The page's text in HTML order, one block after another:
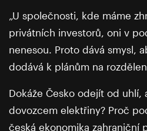
„U společnosti, kde máme
privátních investorů, oni v
nenesou. Proto dává smysl,
dodává k plánům na
Dokáže Česko odejít od uhlí,
dovozcem elektřiny? Proč
česká ekonomika zahraniční